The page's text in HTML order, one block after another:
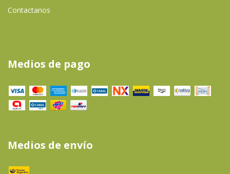
Contactanos
Medios de pago
Medios de envío